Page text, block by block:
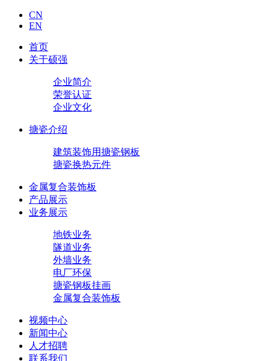
CN
EN
首页
关于硕强
企业简介
荣誉认证
企业文化
搪瓷介绍
建筑装饰用搪瓷钢板
搪瓷换热元件
金属复合装饰板
产品展示
业务展示
地铁业务
隧道业务
外墙业务
电厂环保
搪瓷钢板挂画
金属复合装饰板
视频中心
新闻中心
人才招聘
联系我们